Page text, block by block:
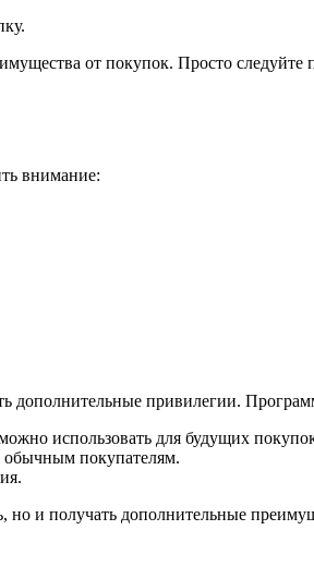
от покупок. Просто
внимание:
дополнительные привилегии.
использовать для будущих
покупателям.
но и получать дополнительные